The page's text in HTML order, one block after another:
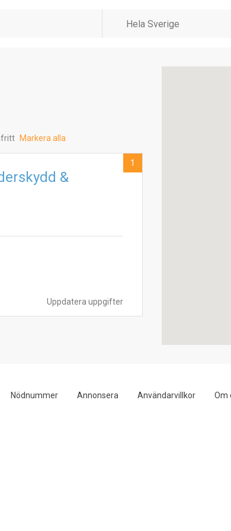
Markera alla
Uppdatera uppgifter
&
1
Nödnummer Annonsera Användarvillkor Om